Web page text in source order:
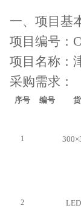
一、项目基
项目编号：
项目名称：
采购需求：
序号 编号
1
2